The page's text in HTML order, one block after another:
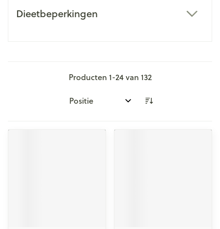
Dieetbeperkingen
Producten 1-24van 132
Sorteer op: